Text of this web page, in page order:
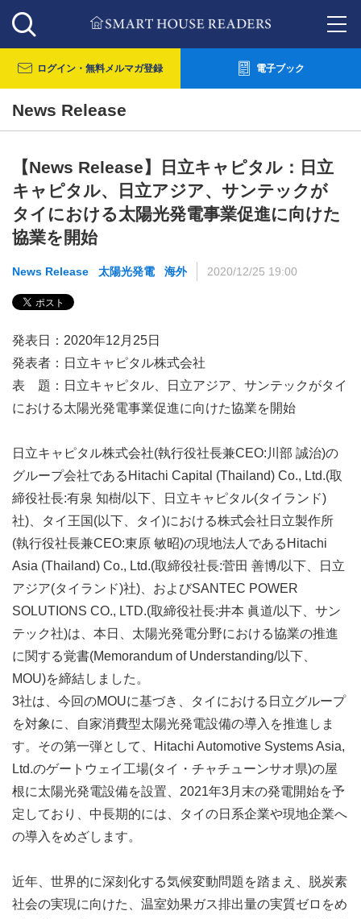
ログイン・ 無料メルマガ登録 電子ブック
News Release
【News Release】日立キャピタル：日立
キャピタル、日立アジア、サンテックが
タイにおける太陽光発電事業促進に向けた
協業を開始
News Release 太陽光発電 海外 2020/12/25 19:00
発表日：2020年12月25日
発表者：日立キャピタル株式会社
表 題：日立キャピタル、日立アジア、サンテックがタイ
における太陽光発電事業促進に向けた協業を開始
日立キャピタル株式会社(執行役社長兼CEO:川部 誠治)の
グループ会社であるHitachi Capital (Thailand) Co., Ltd.(取
締役社長:有泉 知樹/以下、日立キャピタル(タイランド)
社)、タイ王国(以下、タイ)における株式会社日立製作所
(執行役社長兼CEO:東原 敏昭)の現地法人であるHitachi
Asia (Thailand) Co., Ltd.(取締役社長:菅田 善博/以下、日立
アジア(タイランド)社)、およびSANTEC POWER
SOLUTIONS CO., LTD.(取締役社長:井本 眞道/以下、サン
テック社)は、本日、太陽光発電分野における協業の推進
に関する覚書(Memorandum of Understanding/以下、
MOU)を締結しました。
3社は、今回のMOUに基づき、タイにおける日立グループ
を対象に、自家消費型太陽光発電設備の導入を推進しま
す。その第一弾として、Hitachi Automotive Systems Asia,
Ltd.のゲートウェイ工場(タイ・チャチューンサオ県)の屋
根に太陽光発電設備を設置、2021年3月末の発電開始を予
定しており、中長期的には、タイの日系企業や現地企業へ
の導入をめざします。
近年、世界的に深刻化する気候変動問題を踏まえ、脱炭素
社会の実現に向けた、温室効果ガス排出量の実質ゼロをめ